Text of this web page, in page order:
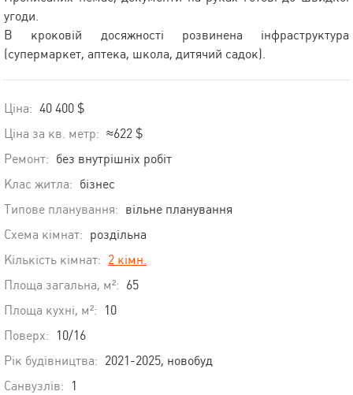
угоди.
В кроковій досяжності розвинена інфраструктура
(супермаркет, аптека, школа, дитячий садок).
Ціна: 40 400 $
Ціна за кв. метр: ≈622 $
Ремонт: без внутрішніх робіт
Клас житла: бізнес
Типове планування: вільне планування
Схема кімнат: роздільна
Кількість кімнат: 2 кімн.
Площа загальна, м²: 65
Площа кухні, м²:
10
Поверх:
10/16
Рік будівництва: 2021-2025, новобуд
Санвузлів:
1